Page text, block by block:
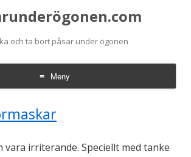
och ta bort påsar under ögonen
Meny
vara irriterande. Speciellt med tanke